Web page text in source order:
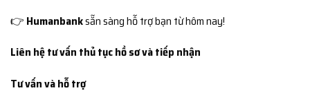
👉 Humanbanksẵn sàng hỗ trợ bạn từ hôm nay!
Liên hệ tư vấn thủ tục hồ sơ và tiếp nhận
Tư vấn và hỗ trợ